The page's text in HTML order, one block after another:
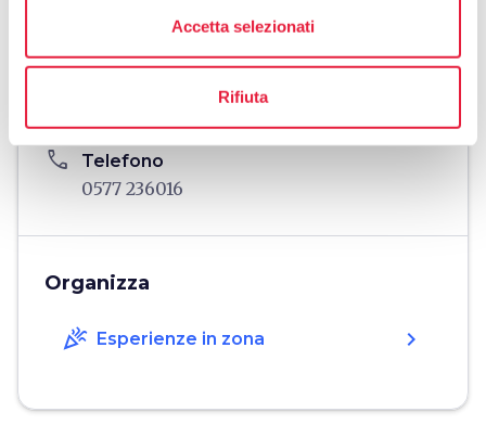
Accetta selezionati
Rifiuta
Informazioni
Via del Romitorio, 3, Siena, 53100, SI
phone Telefono
0577 236016
Organizza
celebration Esperienze in zona chevron_right